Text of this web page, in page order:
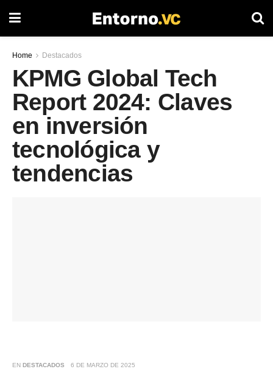
Home Destacados
KPMG Global Tech
Report 2024: Claves
en inversión
tecnológica y
tendencias
EN DESTACADOS 6 DE MARZO DE 2025